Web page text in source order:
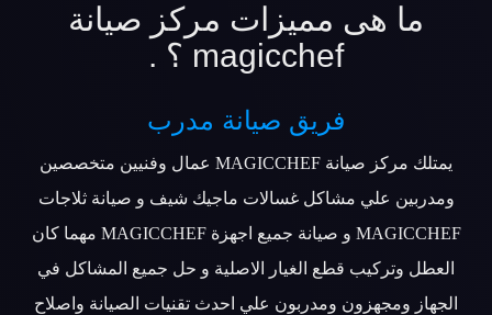
ما هى مميزات مركز صيانة
magicchef ؟ .
فريق صيانة مدرب
يمتلك مركز صيانة MAGICCHEF عمال وفنيين متخصصين
ومدربين علي مشاكل غسالات ماجيك شيف و صيانة ثلاجات
MAGICCHEF و صيانة جميع اجهزة MAGICCHEF مهما كان
العطل وتركيب قطع الغيار الاصلية و حل جميع المشاكل في
الجهاز ومجهزون ومدربون علي احدث تقنيات الصيانة واصلاح